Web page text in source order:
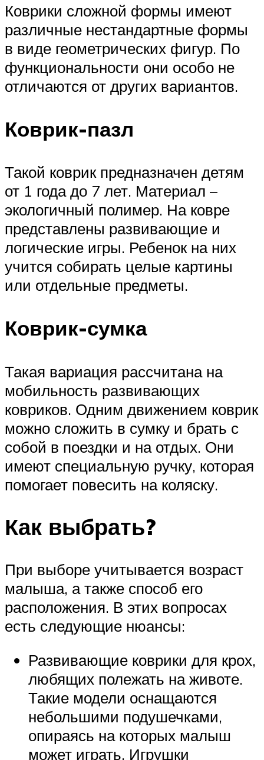
Коврики сложной формы имеют
различные нестандартные формы
в виде геометрических фигур. По
функциональности они особо не
отличаются от других вариантов.
Коврик-пазл
Такой коврик предназначен детям
от 1 года до 7 лет. Материал –
экологичный полимер. На ковре
представлены развивающие и
логические игры. Ребенок на них
учится собирать целые картины
или отдельные предметы.
Коврик-сумка
Такая вариация рассчитана на
мобильность развивающих
ковриков. Одним движением коврик
можно сложить в сумку и брать с
собой в поездки и на отдых. Они
имеют специальную ручку, которая
помогает повесить на коляску.
Как выбрать?
При выборе учитывается возраст
малыша, а также способ его
расположения. В этих вопросах
есть следующие нюансы:
Развивающие коврики для крох,
любящих полежать на животе.
Такие модели оснащаются
небольшими подушечками,
опираясь на которых малыш
может играть. Игрушки